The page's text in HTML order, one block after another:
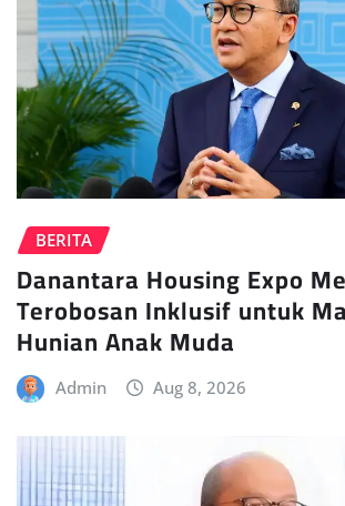
BERITA
Danantara Housing Expo
Terobosan Inklusif untuk
Hunian Anak Muda
Admin Aug 8, 2026